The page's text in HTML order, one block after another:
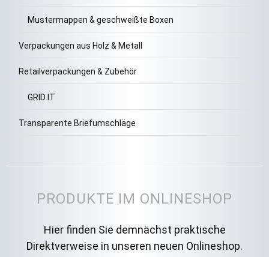
Mustermappen & geschweißte Boxen
Verpackungen aus Holz & Metall
Retailverpackungen & Zubehör
GRID IT
Transparente Briefumschläge
PRODUKTE IM ONLINESHOP
Hier finden Sie demnächst praktische
Direktverweise in unseren neuen Onlineshop.